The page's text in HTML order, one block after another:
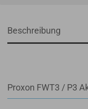
Beschreibung
Proxon FWT3 / P3